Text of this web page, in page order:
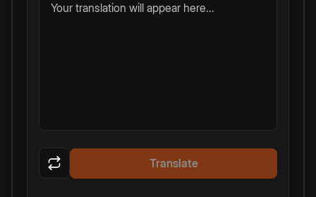
Your translation will appear here...
Translate